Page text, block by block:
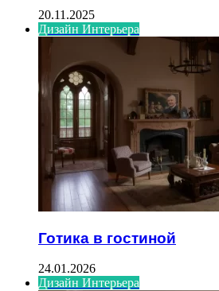
20.11.2025
Дизайн Интерьера
Готика в гостиной
24.01.2026
Дизайн Интерьера